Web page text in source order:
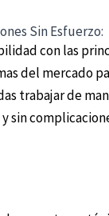
Sin Esfuerzo:
con las
del mercado
trabajar de
sin